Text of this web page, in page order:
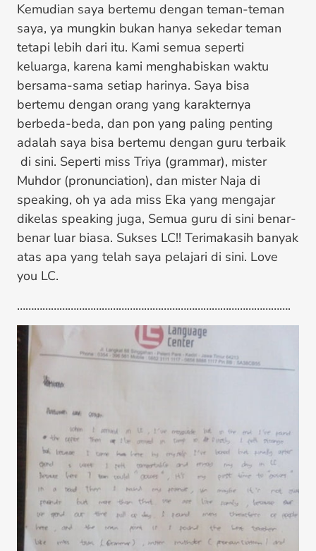
Kemudian saya bertemu dengan teman-teman
saya, ya mungkin bukan hanya sekedar teman
tetapi lebih dari itu. Kami semua seperti
keluarga, karena kami menghabiskan waktu
bersama-sama setiap harinya. Saya bisa
bertemu dengan orang yang karakternya
berbeda-beda, dan pon yang paling penting
adalah saya bisa bertemu dengan guru terbaik
di sini. Seperti miss Triya (grammar), mister
Muhdor (pronunciation), dan mister Naja di
speaking, oh ya ada miss Eka yang mengajar
dikelas speaking juga, Semua guru di sini benar-
benar luar biasa. Sukses LC!! Terimakasih banyak
atas apa yang telah saya pelajari di sini. Love
you LC.
…………………………………………………………………………………….